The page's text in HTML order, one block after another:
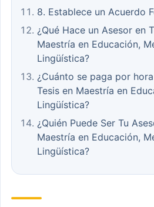
8. Establece un Acuerdo
¿Qué Hace un Asesor en
Maestría en Educación,
Lingüística?
¿Cuánto se paga por
Tesis en Maestría en
Lingüística?
¿Quién Puede Ser Tu
Maestría en Educación,
Lingüística?